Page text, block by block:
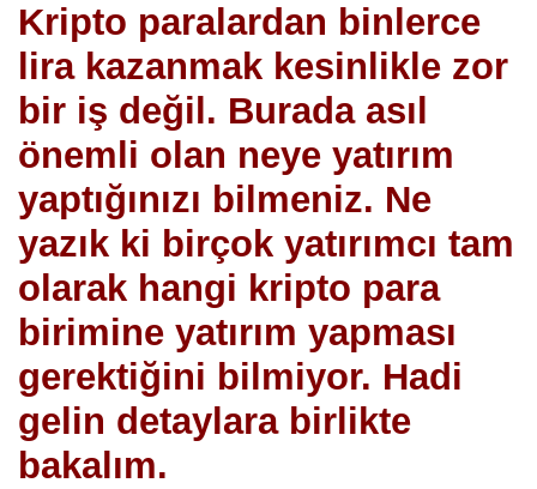
Kripto paralardan binlerce
lira kazanmak kesinlikle zor
bir iş değil. Burada asıl
önemli olan neye yatırım
yaptığınızı bilmeniz. Ne
yazık ki birçok yatırımcı tam
olarak hangi kripto para
birimine yatırım yapması
gerektiğini bilmiyor. Hadi
gelin detaylara birlikte
bakalım.